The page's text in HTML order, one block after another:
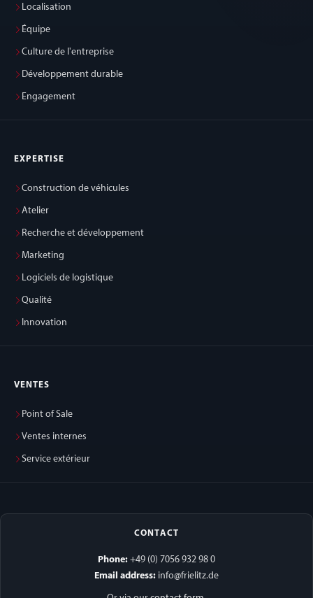
Localisation
Équipe
Culture de l'entreprise
Développement durable
Engagement
EXPERTISE
Construction de véhicules
Atelier
Recherche et développement
Marketing
Logiciels de logistique
Qualité
Innovation
VENTES
Point of Sale
Ventes internes
Service extérieur
CONTACT
Phone: +49 (0) 7056 932 98 0
Email address: info@frielitz.de